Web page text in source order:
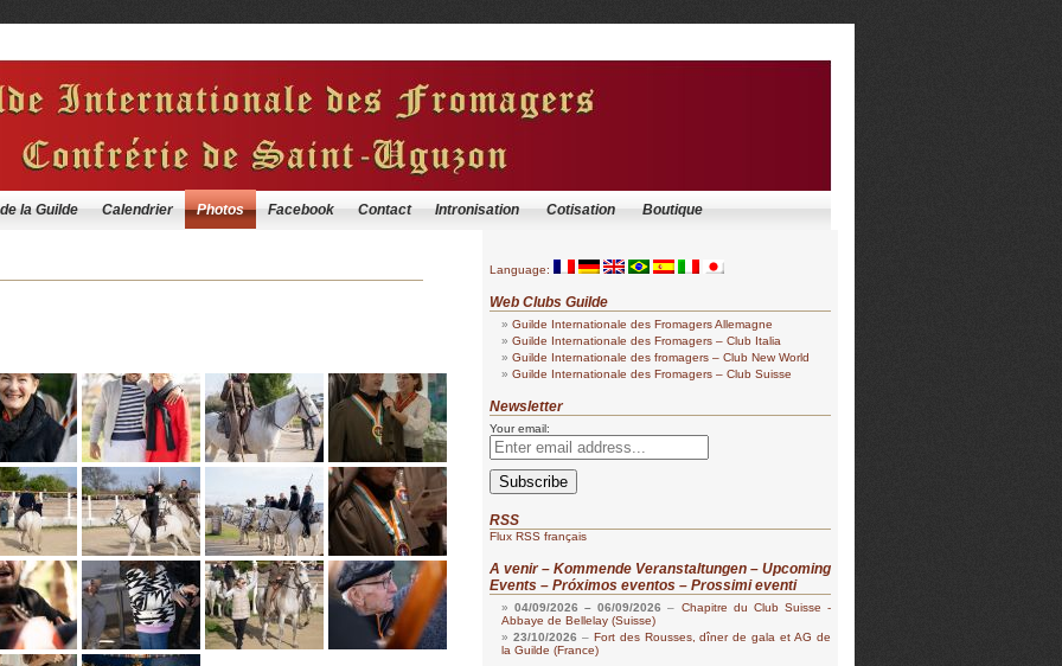
la Guilde Calendrier Photos Facebook Contact Intronisation Cotisation Boutique
Language:
Web Clubs Guilde
Guilde Internationale des Fromagers Allemagne
Guilde Internationale des Fromagers – Club Italia
Guilde Internationale des fromagers – Club New World
Guilde Internationale des Fromagers – Club Suisse
Newsletter
Your email:
RSS
Flux RSS français
A venir – Kommende Veranstaltungen – Upcoming
Events – Próximos eventos – Prossimi eventi
04/09/2026 – 06/09/2026 – Chapitre du Club Suisse -
Abbaye de Bellelay (Suisse)
23/10/2026 – Fort des Rousses, dîner de gala et AG de
la Guilde (France)